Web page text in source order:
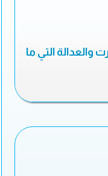
والعدالة التي ما